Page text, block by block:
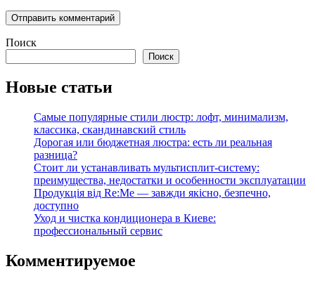
Поиск
Поиск
Новые статьи
Самые популярные стили люстр: лофт, минимализм,
классика, скандинавский стиль
Дорогая или бюджетная люстра: есть ли реальная
разница?
Стоит ли устанавливать мультисплит-систему:
преимущества, недостатки и особенности эксплуатации
Продукція від Re:Me — завжди якісно, безпечно,
доступно
Уход и чистка кондиционера в Киеве:
профессиональный сервис
Комментируемое